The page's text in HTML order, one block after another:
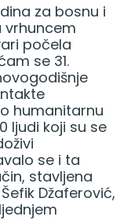
za bosnu i
vrhuncem
počela
se 31.
humanitarnu
ljudi koji su se
se i ta
stavljena
Džaferović,